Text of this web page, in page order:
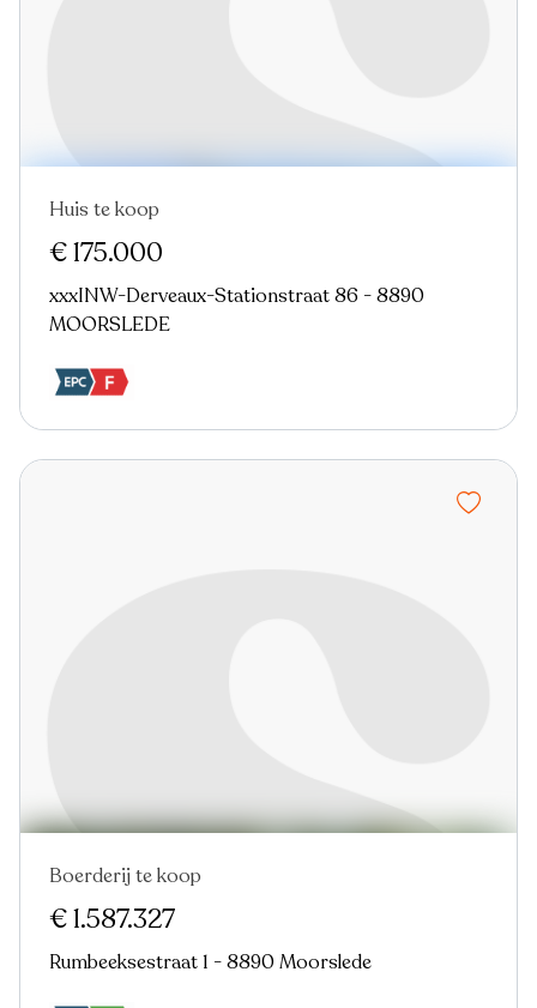
Huis te koop
€ 175.000
xxxINW-Derveaux-Stationstraat 86 - 8890
MOORSLEDE
Boerderij te koop
€ 1.587.327
Rumbeeksestraat 1 - 8890 Moorslede